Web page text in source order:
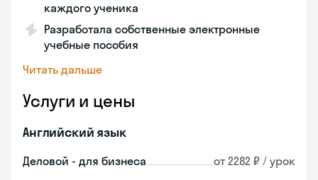
каждого ученика
Разработала собственные электронные
учебные пособия
Читать дальше
Услуги и цены
Английский язык
Деловой - для бизнеса от 2282 ₽ / урок